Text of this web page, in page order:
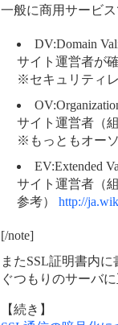
一般に商用サービ
DV:Domain
サイト運営者が
※セキュリティ
サイト運営者（
※もっともオー
EV:Extended
サイト運営者（
参考） http://
[/note]
またSSL証明書内
ぐつもりのサーバ
【続き】